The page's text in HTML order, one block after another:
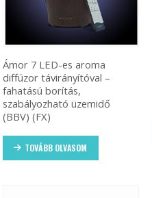
Ámor 7 LED-es aroma
diffúzor távirányítóval –
fahatású borítás,
szabályozható üzemidő
(BBV) (FX)
TOVÁBB OLVASOM